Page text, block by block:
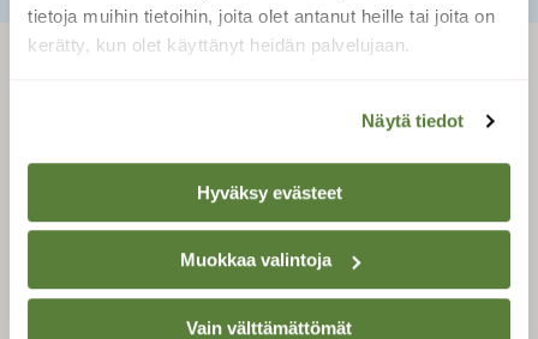
tietoja muihin tietoihin, joita olet antanut heille tai joita on
kerätty, kun olet käyttänyt heidän palvelujaan.
Näytä tiedot
Hyväksy evästeet
Muokkaa valintoja
Vain välttämättömät
Tilaa Suomen Luonto
Tilaa digilukuoikeus
Äänestä parasta juttua
Tilaa uutiskirje